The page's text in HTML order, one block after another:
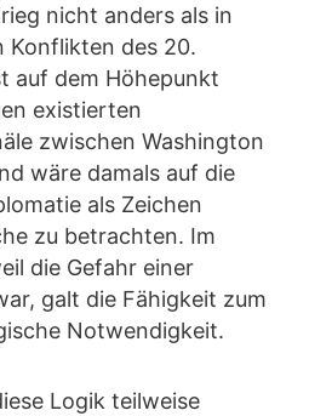
nicht anders als in
Konflikten des 20.
auf dem Höhepunkt
existierten
zwischen Washington
wäre damals auf die
als Zeichen
zu betrachten. Im
die Gefahr einer
galt die Fähigkeit zum
Notwendigkeit.
Logik teilweise